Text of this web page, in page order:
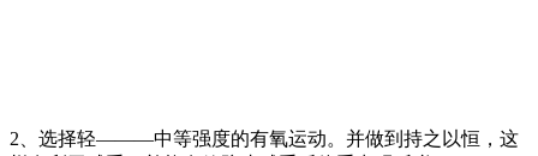
2、选择轻———中等强度的有氧运动。并做到持之以恒，这